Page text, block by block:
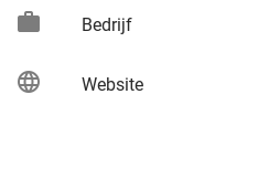
work Bedrijf
language Website